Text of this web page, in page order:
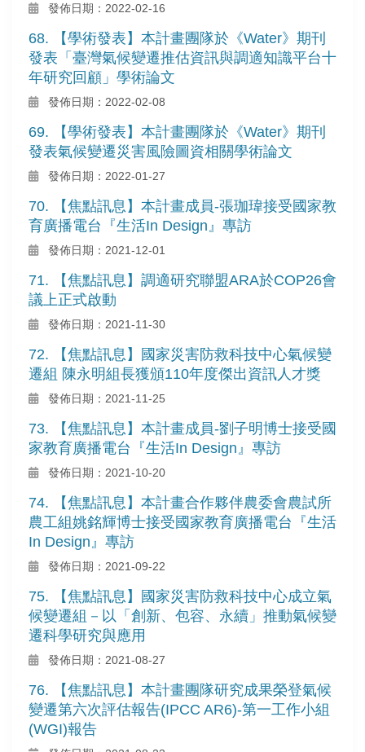
發佈日期：2022-02-16
68. 【學術發表】本計畫團隊於《Water》期刊
發表「臺灣氣候變遷推估資訊與調適知識平台十
年研究回顧」學術論文
發佈日期：2022-02-08
69. 【學術發表】本計畫團隊於《Water》期刊
發表氣候變遷災害風險圖資相關學術論文
發佈日期：2022-01-27
70. 【焦點訊息】本計畫成員-張珈瑋接受國家教
育廣播電台『生活In Design』專訪
發佈日期：2021-12-01
71. 【焦點訊息】調適研究聯盟ARA於COP26會
議上正式啟動
發佈日期：2021-11-30
72. 【焦點訊息】國家災害防救科技中心氣候變
遷組 陳永明組長獲頒110年度傑出資訊人才獎
發佈日期：2021-11-25
73. 【焦點訊息】本計畫成員-劉子明博士接受國
家教育廣播電台『生活In Design』專訪
發佈日期：2021-10-20
74. 【焦點訊息】本計畫合作夥伴農委會農試所
農工組姚銘輝博士接受國家教育廣播電台『生活
In Design』專訪
發佈日期：2021-09-22
75. 【焦點訊息】國家災害防救科技中心成立氣
候變遷組－以「創新、包容、永續」推動氣候變
遷科學研究與應用
發佈日期：2021-08-27
76. 【焦點訊息】本計畫團隊研究成果榮登氣候
變遷第六次評估報告(IPCC AR6)-第一工作小組
(WGI)報告